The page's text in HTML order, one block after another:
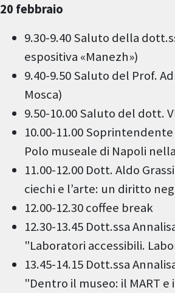
20 febbraio
9.30-9.40 Saluto della
espositiva «Manezh»)
9.40-9.50 Saluto del Prof.
Mosca)
9.50-10.00 Saluto del dott.
10.00-11.00
Polo museale di Napoli
11.00-12.00 Dott. Aldo
ciechi e l’arte: un diritto
12.00-12.30 coffee break
12.30-13.45 Dott.ssa
"Laboratori accessibili.
13.45-14.15 Dott.ssa
"Dentro il museo: il MART